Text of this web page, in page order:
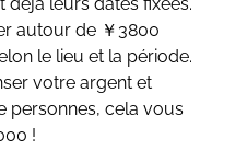
autour de ￥3800
le lieu et la période.
votre argent et
personnes, cela vous
!